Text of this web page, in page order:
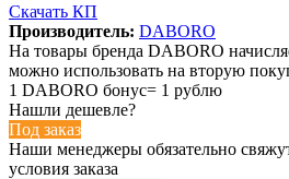
Скачать КП
Производитель: DABORO
На товары бренда DABORO
можно использовать на вторую
1 DABORO бонус= 1 рублю
Нашли дешевле?
Под заказ
Наши менеджеры обязательно
условия заказа